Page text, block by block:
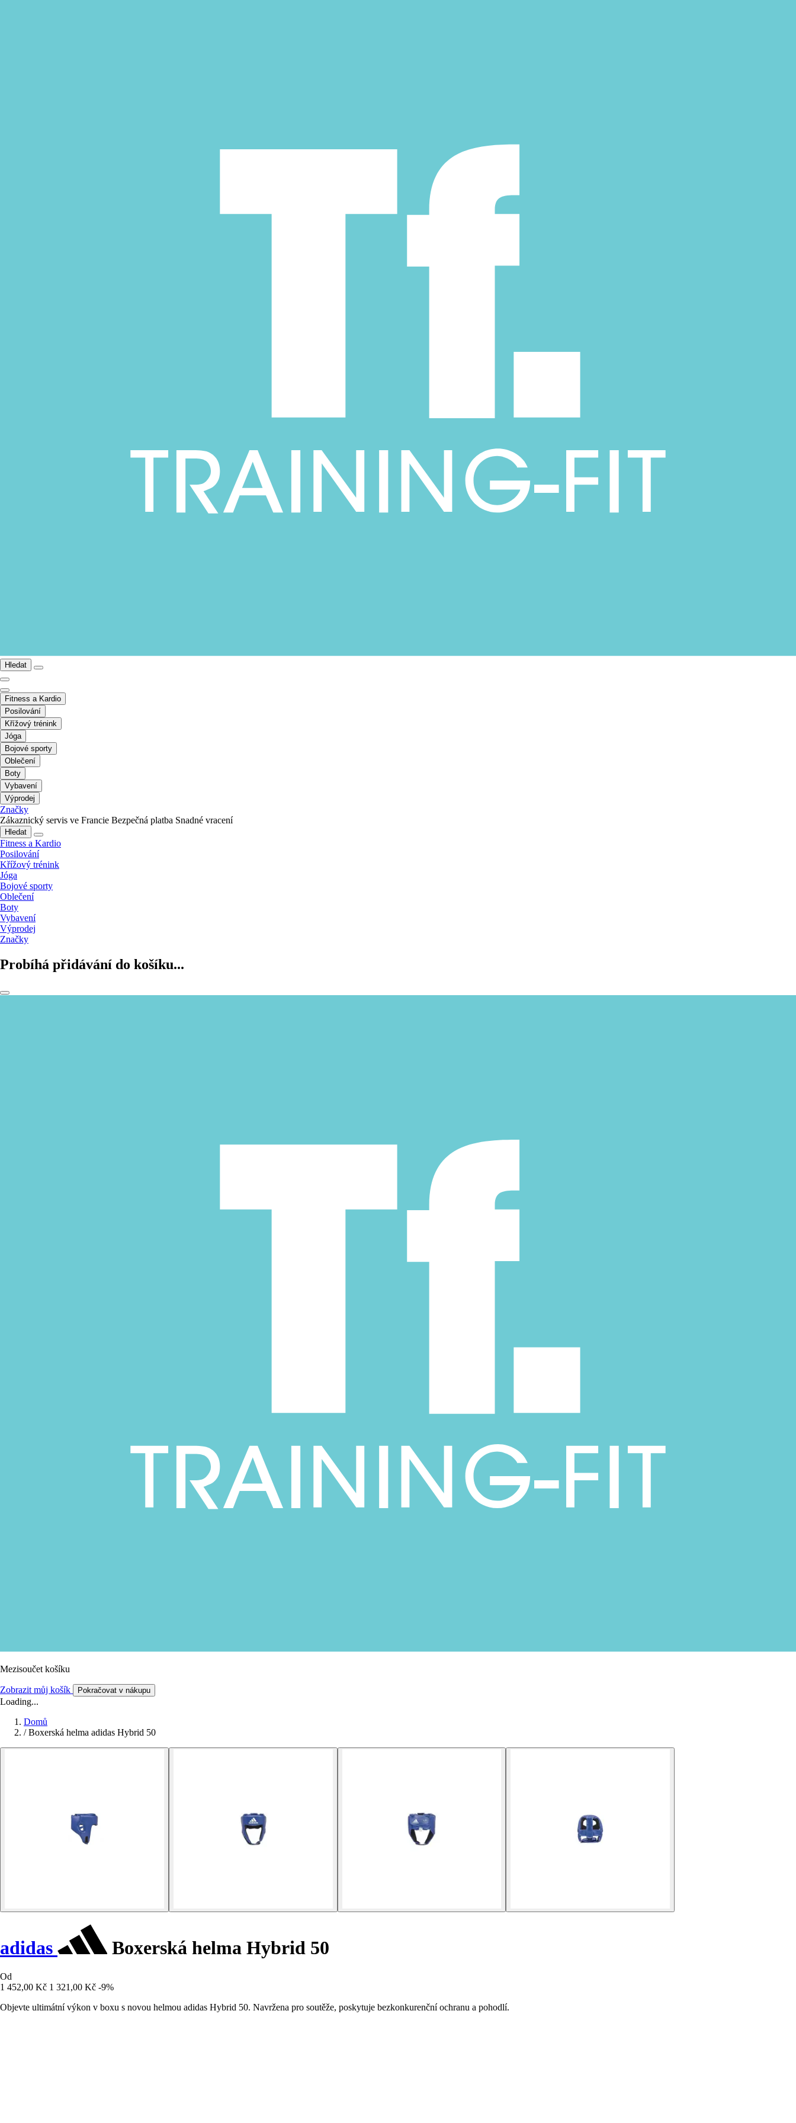
Hledat
Fitness a Kardio
Posilování
Křížový trénink
Jóga
Bojové sporty
Oblečení
Boty
Vybavení
Výprodej
Značky
Zákaznický servis ve Francie Bezpečná platba Snadné vracení
Hledat
Fitness a Kardio
Posilování
Křížový trénink
Jóga
Bojové sporty
Oblečení
Boty
Vybavení
Výprodej
Značky
Probíhá přidávání do košíku...
Mezisoučet košíku
Zobrazit můj košík Pokračovat v nákupu
Loading...
Domů
/ Boxerská helma adidas Hybrid 50
adidas Boxerská helma Hybrid 50
Od
1 452,00 Kč 1 321,00 Kč -9%
Objevte ultimátní výkon v boxu s novou helmou adidas Hybrid 50. Navržena pro soutěže, poskytuje bezkonkurenční ochranu a pohodlí.